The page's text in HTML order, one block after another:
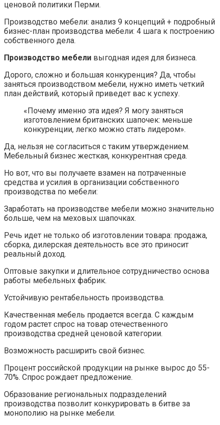
ценовой политики Перми.
Производство мебели: анализ 9 концепций + подробный
бизнес-план производства мебели: 4 шага к построению
собственного дела.
Производство мебели выгодная идея для бизнеса.
Дорого, сложно и большая конкуренция? Да, чтобы
заняться производством мебели, нужно иметь четкий
план действий, который приведет вас к успеху.
«Почему именно эта идея? Я могу заняться
изготовлением британских шапочек: меньше
конкуренции, легко можно стать лидером».
Да, нельзя не согласиться с таким утверждением.
Мебельный бизнес жесткая, конкурентная среда.
Но вот, что вы получаете взамен на потраченные
средства и усилия в организации собственного
производства по мебели:
Заработать на производстве мебели можно значительно
больше, чем на меховых шапочках.
Речь идет не только об изготовлении товара: продажа,
сборка, дилерская деятельность все это приносит
реальный доход.
Оптовые закупки и длительное сотрудничество основа
работы мебельных фабрик.
Устойчивую рентабельность производства.
Качественная мебель продается всегда. С каждым
годом растет спрос на товар отечественного
производства средней ценовой категории.
Возможность расширить свой бизнес.
Процент российской продукции на рынке вырос до 55-
70%. Спрос рождает предложение.
Образование региональных подразделений
производства позволит конкурировать в битве за
монополию на рынке мебели.